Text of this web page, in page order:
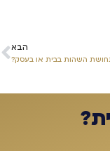
הבא
השהות בבית או בעסק?